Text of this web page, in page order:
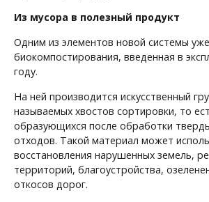
Из мусора в полезный продукт
Одним из элементов новой системы
биокомпостирования, введенная в
году.
На ней производится искусственный
называемых хвостов сортировки, то
образующихся после обработки
отходов. Такой материал может
восстановления нарушенных земель,
территорий, благоустройства,
откосов дорог.